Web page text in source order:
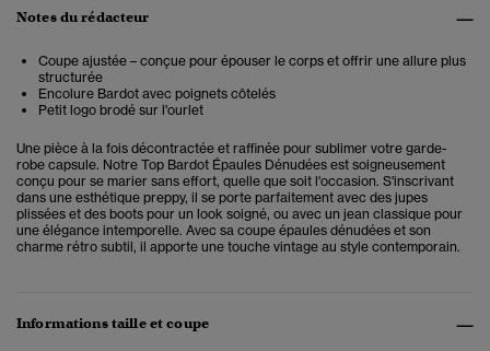
Notes du rédacteur
Coupe ajustée – conçue pour épouser le corps et offrir une allure plus
structurée
Encolure Bardot avec poignets côtelés
Petit logo brodé sur l'ourlet
Une pièce à la fois décontractée et raffinée pour sublimer votre garde-
robe capsule. Notre Top Bardot Épaules Dénudées est soigneusement
conçu pour se marier sans effort, quelle que soit l'occasion. S'inscrivant
dans une esthétique preppy, il se porte parfaitement avec des jupes
plissées et des boots pour un look soigné, ou avec un jean classique pour
une élégance intemporelle. Avec sa coupe épaules dénudées et son
charme rétro subtil, il apporte une touche vintage au style contemporain.
Informations taille et coupe